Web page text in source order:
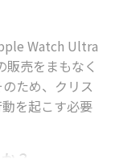
Watch Ultra
売をまもなく
ため、クリス
を起こす必要